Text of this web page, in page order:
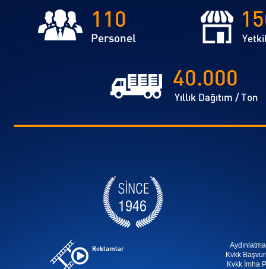
Reklamlar
Kvkk
Kvkk İmha